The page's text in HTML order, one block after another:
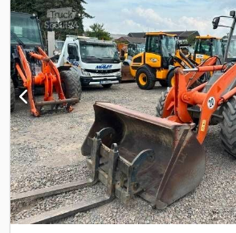
visszahúzható villa, Értékesítési
/ Angol / Német – Bachar Ibrahim / Arab /
Forgalomba helyezési szolgáltatás, műszaki
kikötőbe szállítás 4 x 4, dízel, fix vonóhorog,
eredeti További felszereltség Azonnal
Felépítmény típusa: Atlas Weycor AR 75e
villa, kanál, klíma Dcedoyupp Njpfx Anrsk A
fenntartjuk.